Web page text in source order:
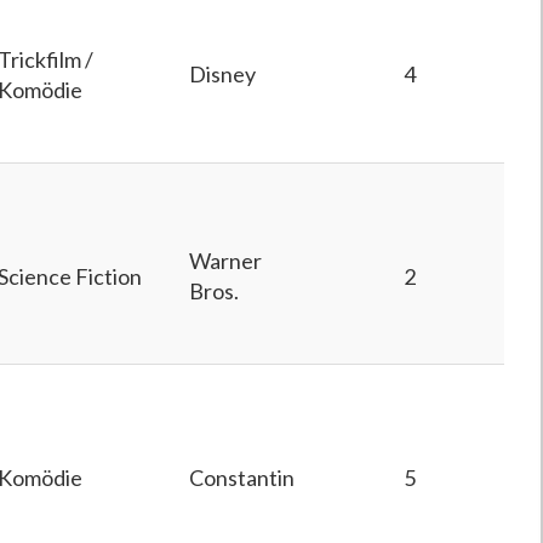
/
Disney 4
Fiction
Warner
Bros.
2
Constantin 5